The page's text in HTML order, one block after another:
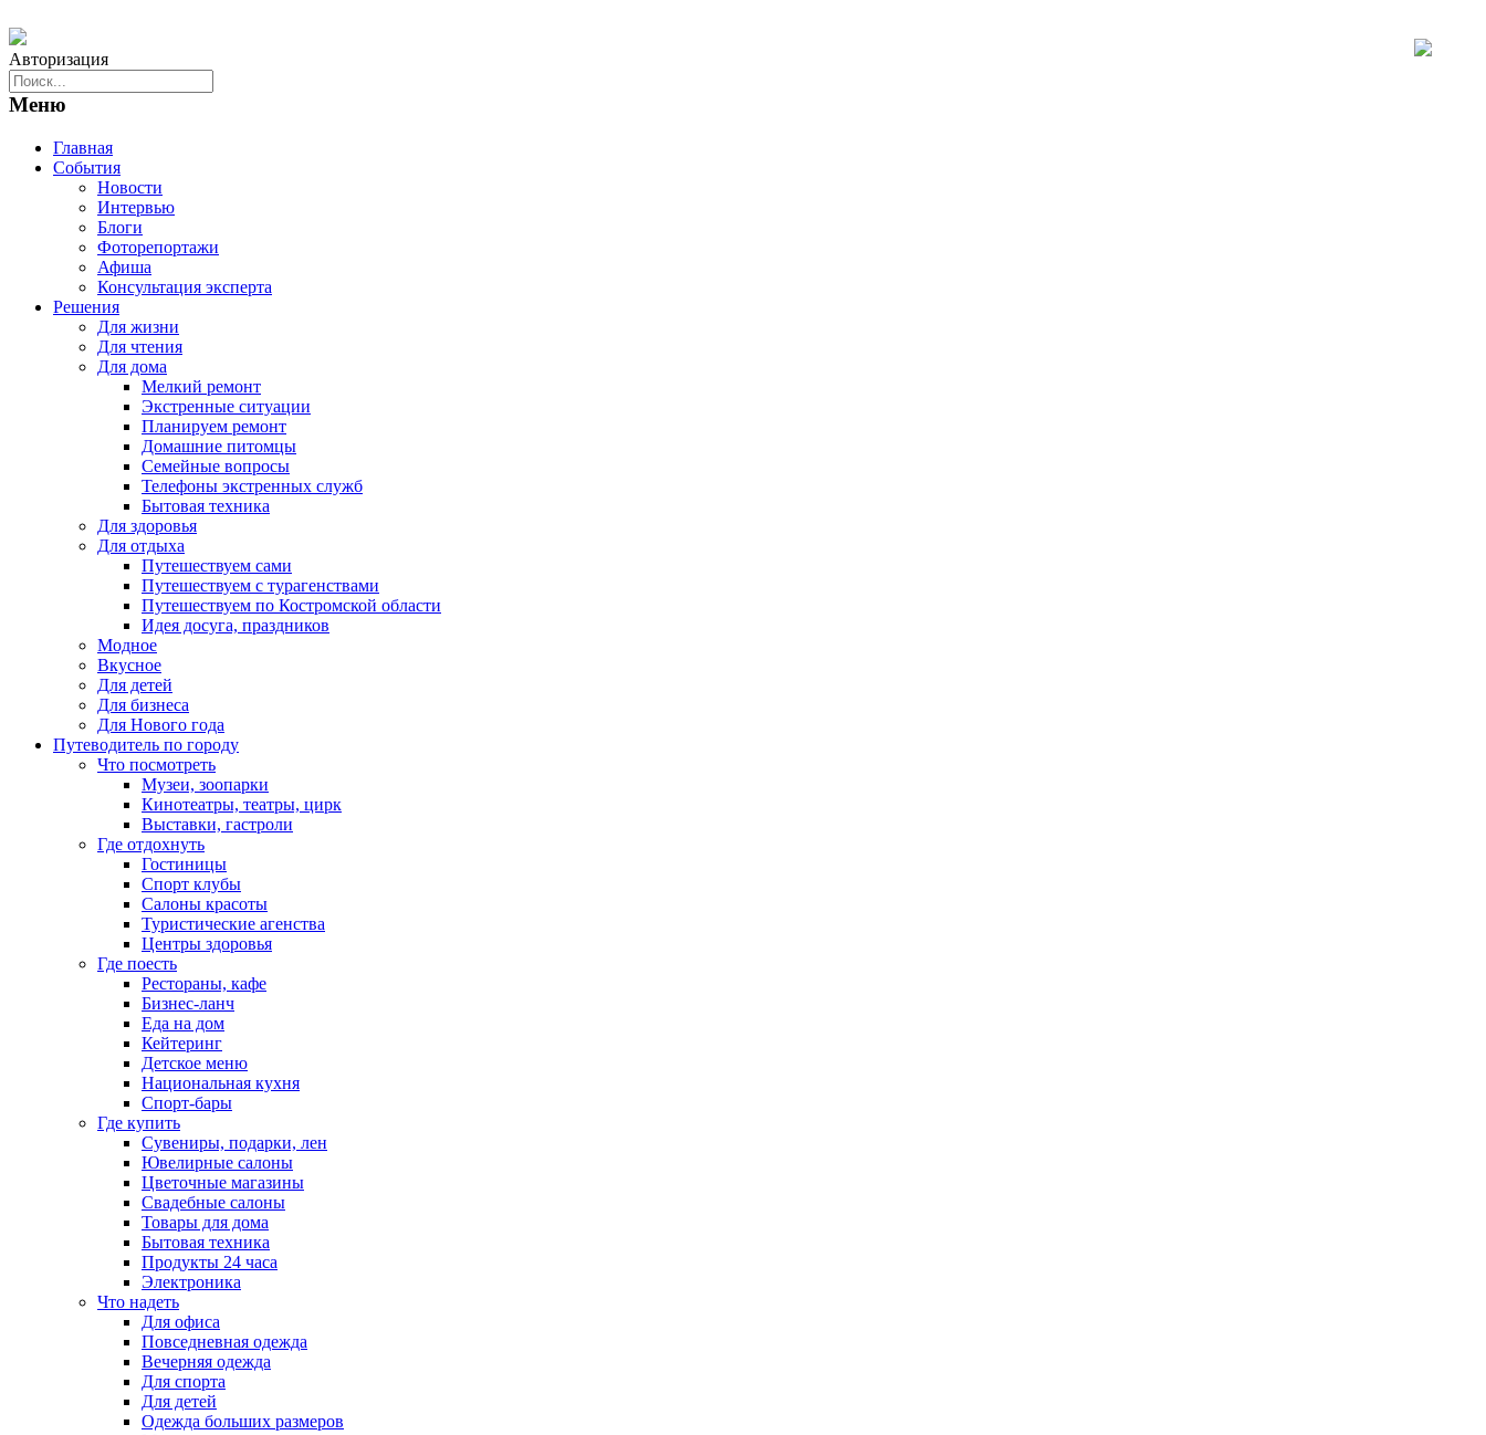
Авторизация
Меню
Главная
События
Новости
Интервью
Блоги
Фоторепортажи
Афиша
Консультация эксперта
Решения
Для жизни
Для чтения
Для дома
Мелкий ремонт
Экстренные ситуации
Планируем ремонт
Домашние питомцы
Семейные вопросы
Телефоны экстренных служб
Бытовая техника
Для здоровья
Для отдыха
Путешествуем сами
Путешествуем с турагенствами
Путешествуем по Костромской области
Идея досуга, праздников
Модное
Вкусное
Для детей
Для бизнеса
Для Нового года
Путеводитель по городу
Что посмотреть
Музеи, зоопарки
Кинотеатры, театры, цирк
Выставки, гастроли
Где отдохнуть
Гостиницы
Спорт клубы
Салоны красоты
Туристические агенства
Центры здоровья
Где поесть
Рестораны, кафе
Бизнес-ланч
Еда на дом
Кейтеринг
Детское меню
Национальная кухня
Спорт-бары
Где купить
Сувениры, подарки, лен
Ювелирные салоны
Цветочные магазины
Свадебные салоны
Товары для дома
Бытовая техника
Продукты 24 часа
Электроника
Что надеть
Для офиса
Повседневная одежда
Вечерняя одежда
Для спорта
Для детей
Одежда больших размеров